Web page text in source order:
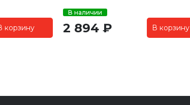
корзину
В наличии
2 894 ₽ В корзину